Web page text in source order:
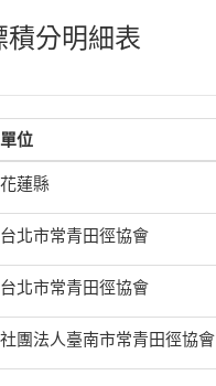
分明細表
單位
花蓮縣
台北市常青田徑協會
台北市常青田徑協會
社團法人臺南市常青田徑協會